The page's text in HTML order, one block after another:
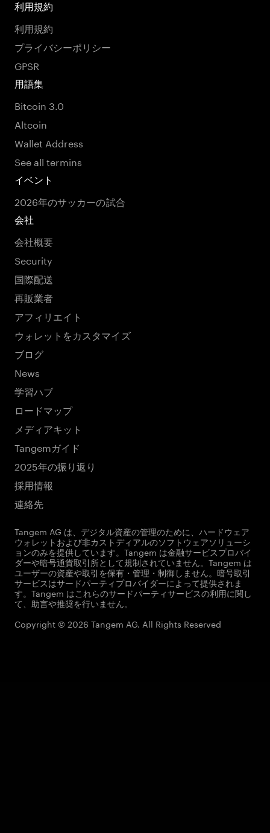
利用規約
利用規約
プライバシーポリシー
GPSR
用語集
Bitcoin 3.0
Altcoin
Wallet Address
See all termins
イベント
2026年のサッカーの試合
会社
会社概要
Security
国際配送
再販業者
アフィリエイト
ウォレットをカスタマイズ
ブログ
News
学習ハブ
ロードマップ
メディアキット
Tangemガイド
2025年の振り返り
採用情報
連絡先
Tangem AG は、デジタル資産の管理のために、ハードウェア
ウォレットおよび非カストディアルのソフトウェアソリューシ
ョンのみを提供しています。Tangem は金融サービスプロバイ
ダーや暗号通貨取引所として規制されていません。Tangem は
ユーザーの資産や取引を保有・管理・制御しません。暗号取引
サービスはサードパーティプロバイダーによって提供されま
す。Tangem はこれらのサードパーティサービスの利用に関し
て、助言や推奨を行いません。